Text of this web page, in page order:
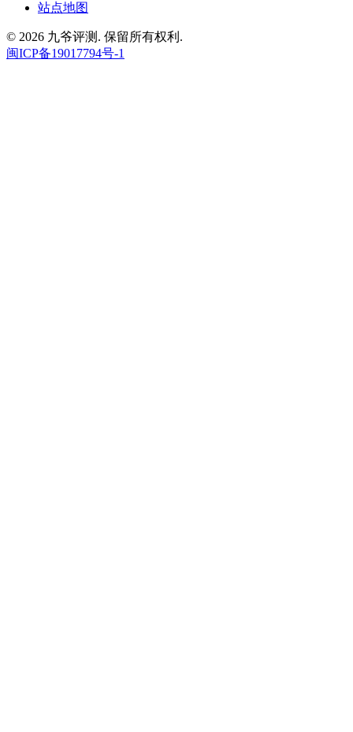
站点地图
© 2026 九爷评测. 保留所有权利.
闽ICP备19017794号-1